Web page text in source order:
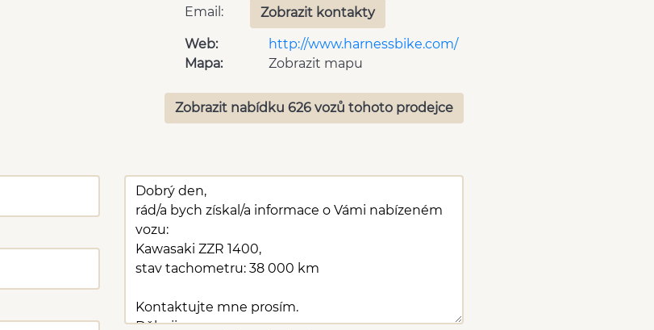
Email:
Zobrazit kontakty
Web:
http://www.harnessbike.com/
Mapa:
Zobrazit mapu
Zobrazit nabídku 626 vozů tohoto prodejce